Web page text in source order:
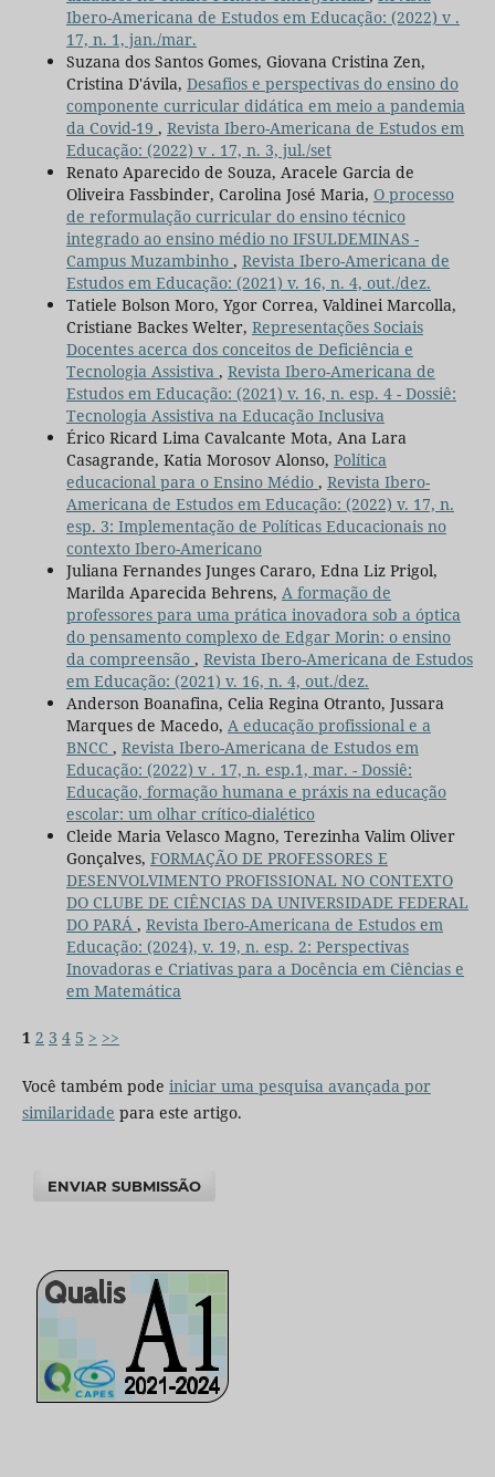
Ibero-Americana de Estudos em Educação: (2022) v .
17, n. 1, jan./mar.
Suzana dos Santos Gomes, Giovana Cristina Zen,
Cristina D'ávila, Desafios e perspectivas do ensino do
componente curricular didática em meio a pandemia
da Covid-19 , Revista Ibero-Americana de Estudos em
Educação: (2022) v . 17, n. 3, jul./set
Renato Aparecido de Souza, Aracele Garcia de
Oliveira Fassbinder, Carolina José Maria, O processo
de reformulação curricular do ensino técnico
integrado ao ensino médio no IFSULDEMINAS -
Campus Muzambinho , Revista Ibero-Americana de
Estudos em Educação: (2021) v. 16, n. 4, out./dez.
Tatiele Bolson Moro, Ygor Correa, Valdinei Marcolla,
Cristiane Backes Welter, Representações Sociais
Docentes acerca dos conceitos de Deficiência e
Tecnologia Assistiva , Revista Ibero-Americana de
Estudos em Educação: (2021) v. 16, n. esp. 4 - Dossiê:
Tecnologia Assistiva na Educação Inclusiva
Érico Ricard Lima Cavalcante Mota, Ana Lara
Casagrande, Katia Morosov Alonso, Política
educacional para o Ensino Médio , Revista Ibero-
Americana de Estudos em Educação: (2022) v. 17, n.
esp. 3: Implementação de Políticas Educacionais no
contexto Ibero-Americano
Juliana Fernandes Junges Cararo, Edna Liz Prigol,
Marilda Aparecida Behrens, A formação de
professores para uma prática inovadora sob a óptica
do pensamento complexo de Edgar Morin: o ensino
da compreensão , Revista Ibero-Americana de Estudos
em Educação: (2021) v. 16, n. 4, out./dez.
Anderson Boanafina, Celia Regina Otranto, Jussara
Marques de Macedo, A educação profissional e a
BNCC , Revista Ibero-Americana de Estudos em
Educação: (2022) v . 17, n. esp.1, mar. - Dossiê:
Educação, formação humana e práxis na educação
escolar: um olhar crítico-dialético
Cleide Maria Velasco Magno, Terezinha Valim Oliver
Gonçalves, FORMAÇÃO DE PROFESSORES E
DESENVOLVIMENTO PROFISSIONAL NO CONTEXTO
DO CLUBE DE CIÊNCIAS DA UNIVERSIDADE FEDERAL
DO PARÁ , Revista Ibero-Americana de Estudos em
Educação: (2024), v. 19, n. esp. 2: Perspectivas
Inovadoras e Criativas para a Docência em Ciências e
em Matemática
1 2 3 4 5 > >>
Você também pode iniciar uma pesquisa avançada por
similaridade para este artigo.
ENVIAR SUBMISSÃO